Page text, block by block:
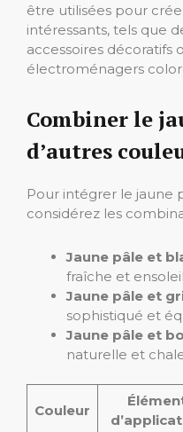
être utilisées pour
intéressants, tels que
accessoires décoratifs
électroménagers
Combiner le
d’autres
Pour intégrer le jaune
considérez les
Jaune pâle et
fraîche et
Jaune pâle et
sophistiqué et
Jaune pâle et
naturelle et
Couleur